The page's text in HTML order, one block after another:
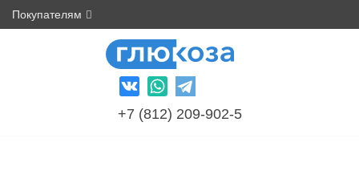
Покупателям
+7 (812) 209-902-5